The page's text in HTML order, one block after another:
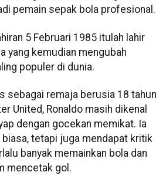
pemain sepak bola profesional.
5 Februari 1985 itulah lahir
yang kemudian mengubah
populer di dunia.
sebagai remaja berusia 18 tahun
United, Ronaldo masih dikenal
dengan gocekan memikat. Ia
tetapi juga mendapat kritik
banyak memainkan bola dan
mencetak gol.